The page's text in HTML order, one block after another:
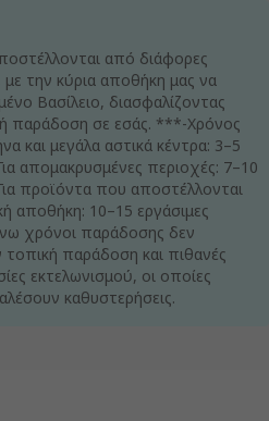
από διάφορες
με την κύρια αποθήκη μας να
Βασίλειο, διασφαλίζοντας
παράδοση σε εσάς. ***-Χρόνος
και μεγάλα αστικά κέντρα: 3–5
απομακρυσμένες περιοχές: 7–10
προϊόντα που αποστέλλονται
αποθήκη: 10–15 εργάσιμες
χρόνοι παράδοσης δεν
τοπική παράδοση και πιθανές
εκτελωνισμού, οι οποίες
καθυστερήσεις.